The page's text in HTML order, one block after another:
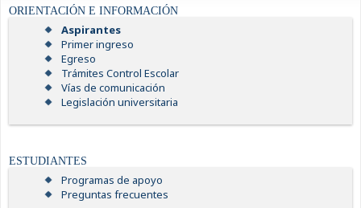
ORIENTACIÓN E INFORMACIÓN
Aspirantes
Primer ingreso
Egreso
Trámites Control Escolar
Vías de comunicación
Legislación universitaria
ESTUDIANTES
Programas de apoyo
Preguntas frecuentes